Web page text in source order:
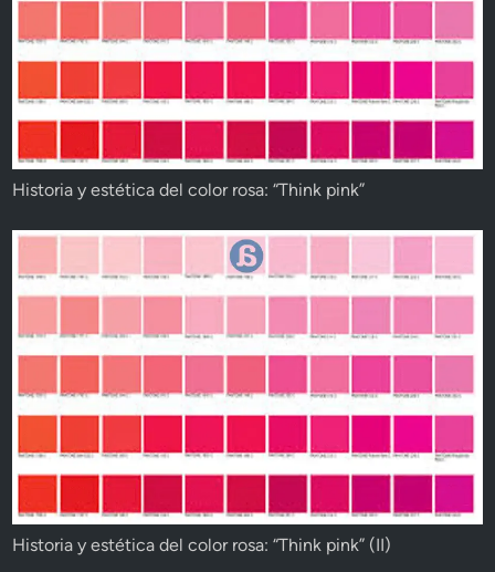
Historia y estética del color rosa: “Think pink”
Historia y estética del color rosa: “Think pink” (II)